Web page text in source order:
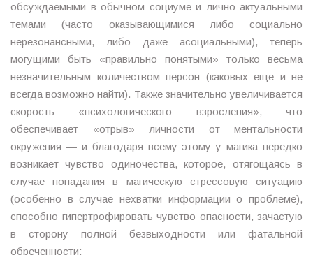
обсуждаемыми в обычном социуме и лично-актуальными
темами (часто оказывающимися либо социально
нерезонансными, либо даже асоциальными), теперь
могущими быть «правильно понятыми» только весьма
незначительным количеством персон (каковых еще и не
всегда возможно найти). Также значительно увеличивается
скорость «психологического взросления», что
обеспечивает «отрыв» личности от ментальности
окружения — и благодаря всему этому у магика нередко
возникает чувство одиночества, которое, отягощаясь в
случае попадания в магическую стрессовую ситуацию
(особенно в случае нехватки информации о проблеме),
способно гипертрофировать чувство опасности, зачастую
в сторону полной безвыходности или фатальной
обреченности;